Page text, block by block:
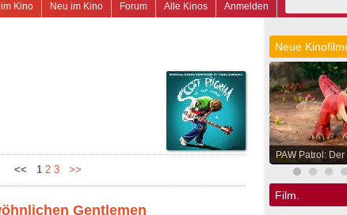
Anmelden
Alle Kinos
Forum
Neu im Kino
Kino
<< 1 2 3 >>
Gentlemen
Neue
PAW Patrol:
Film.